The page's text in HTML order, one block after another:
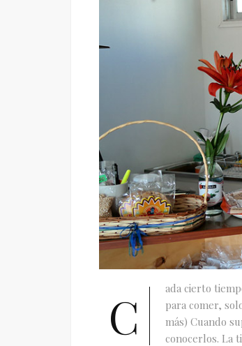
C
ada cierto
para comer,
más) Cuando
conocerlos. La